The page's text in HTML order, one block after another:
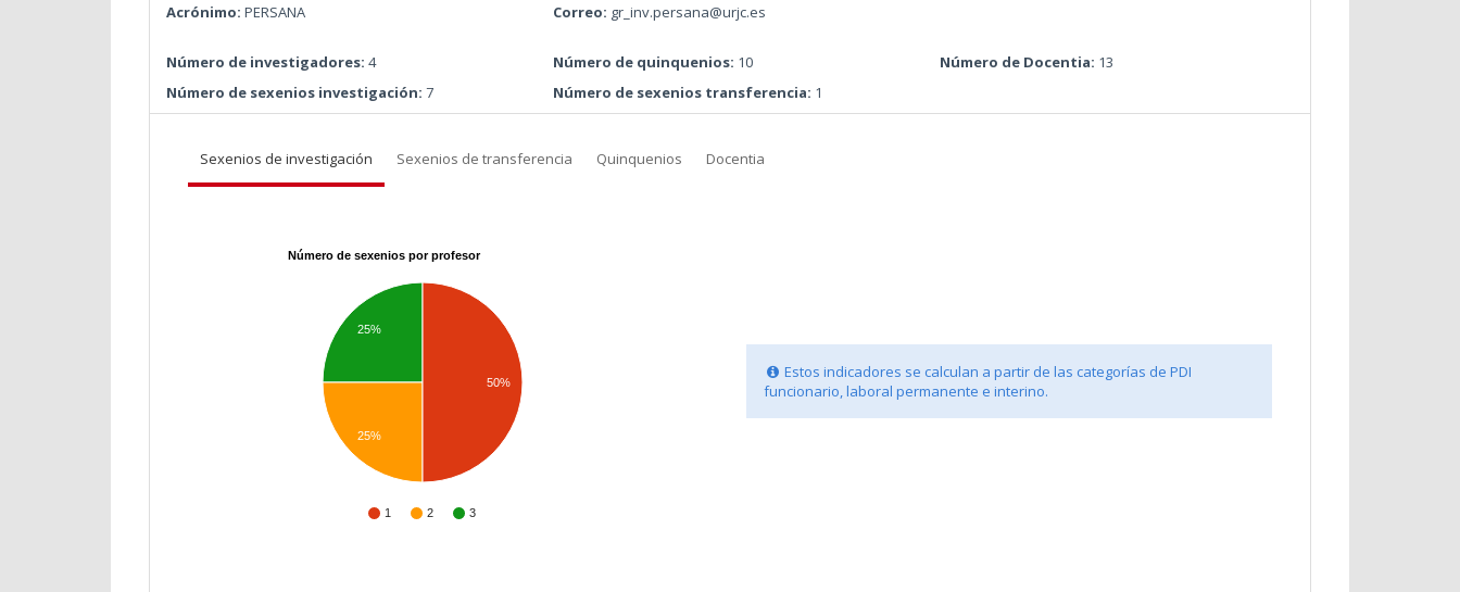
Acrónimo: PERSANA Correo: gr_inv.persana@urjc.es
Número de investigadores: 4 Número de quinquenios: 10 Número de Docentia: 13
Número de sexenios investigación: 7 Número de sexenios transferencia: 1
Sexenios de investigación Sexenios de transferencia Quinquenios Docentia
Número de sexenios por profesor
1 2 3
25%
25%
50%
Estos indicadores se calculan a partir de las categorías de PDI
funcionario, laboral permanente e interino.